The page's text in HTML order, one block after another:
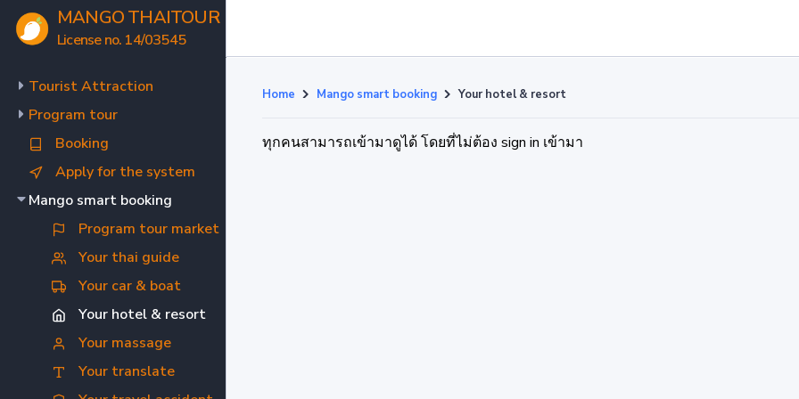
Tourist Attraction
Program tour
Booking
Apply for the system
Mango smart booking
Program tour market
Your thai guide
Your car & boat
Your hotel & resort
Your massage
Your translate
MANGO THAITOUR
License no. 14/03545
Home Mango smart booking Your hotel & resort
ทุกคนสามารถเข้ามาดูได้ โดยที่ไม่ต้อง sign in เข้ามา